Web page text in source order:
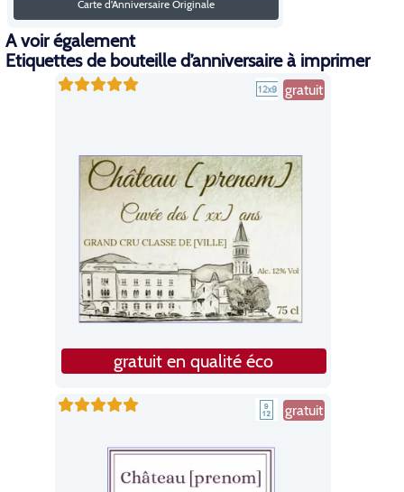
Carte d'Anniversaire Originale
A voir également
Etiquettes de bouteille d’anniversaire à imprimer
gratuit
gratuit en qualité éco
gratuit